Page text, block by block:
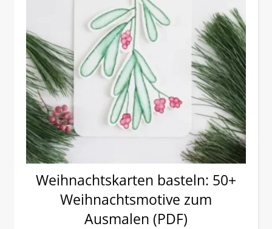
Weihnachtskarten basteln: 50+
Weihnachtsmotive zum
Ausmalen (PDF)